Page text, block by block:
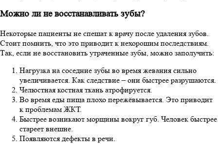
Можно ли не восстанавливать зубы?
Некоторые пациенты не спешат к врачу после удаления зубов.
Стоит помнить, что это приводит к нехорошим последствиям.
Так, если не восстановить утраченные зубы, можно заполучить:
Нагрузка на соседние зубы во время жевания сильно
увеличивается. Как следствие – они быстрее разрушаются.
Челюстная костная ткань атрофируется.
Во время еды пища плохо пережёвывается. Это приводит
к проблемам ЖКТ.
Быстрее возникают морщины вокруг губ. Человек быстрее
стареет внешне.
Появляются дефекты в речи.